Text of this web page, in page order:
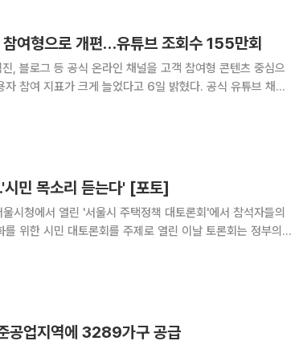
여형으로 개편…유튜브 조회수 155만회
, 블로그 등 공식 온라인 채널을 고객 참여형 콘텐츠 중심으
표가 크게 늘었다고 6일 밝혔다. 공식 유튜브 채널
록했고 이용자 참
시민 목소리 듣는다' [포토]
시청에서 열린 '서울시 주택정책 대토론회'에서 참석자들의
위한 시민 대토론회를 주제로 열린 이날 토론회는 정부의
하기 위해 마련한 공개 토론
공업지역에 3289가구 공급